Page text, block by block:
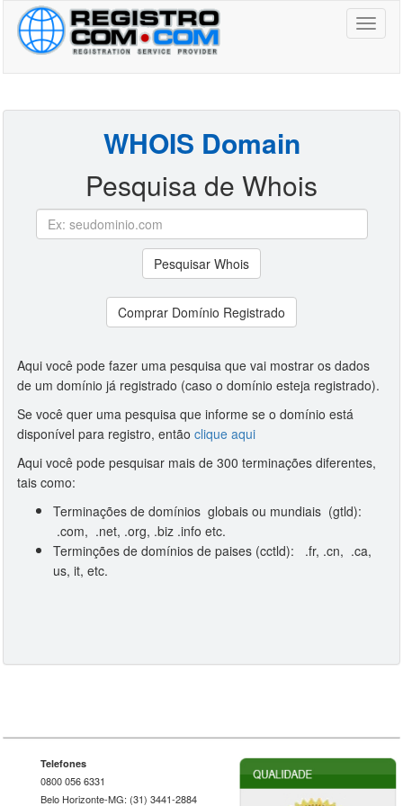
Toggle
WHOIS Domain
Pesquisa de Whois
Pesquisar Whois
Comprar Domínio Registrado
Aqui você pode fazer uma pesquisa que vai mostrar os dados
de um domínio já registrado (caso o domínio esteja registrado).
Se você quer uma pesquisa que informe se o domínio está
disponível para registro, então clique aqui
Aqui você pode pesquisar mais de 300 terminações diferentes,
tais como:
Terminações de domínios globais ou mundiais (gtld):
.com, .net, .org, .biz .info etc.
Terminções de domínios de paises (cctld): .fr, .cn, .ca,
us, it, etc.
Telefones
0800 056 6331
Belo Horizonte-MG: (31) 3441-2884